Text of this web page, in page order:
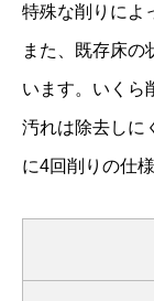
特殊な削りによ
また、既存床の
います。いくら
汚れは除去しに
に4回削りの仕